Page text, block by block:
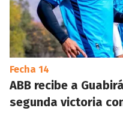
Fecha 14
ABB recibe a
segunda victoria